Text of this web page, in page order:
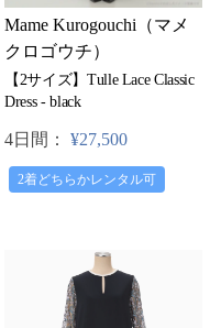
Mame Kurogouchi（マメ
クロゴウチ）
【2サイズ】Tulle Lace Classic
Dress - black
4日間： ¥27,500
2着どちらかレンタル可